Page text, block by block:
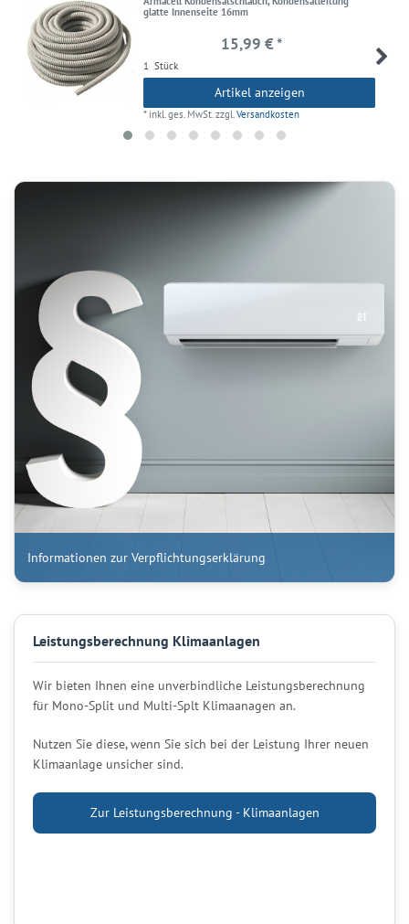
glatte Innenseite 16mm
15,99 € *
1 Stück
Artikel anzeigen
* inkl. ges. MwSt. zzgl.Versandkosten
Informationen zur Verpflichtungserklärung
Leistungsberechnung Klimaanlagen
Wir bieten Ihnen eine unverbindliche Leistungsberechnung
für Mono-Split und Multi-Splt Klimaanagen an.
Nutzen Sie diese, wenn Sie sich bei der Leistung Ihrer neuen
Klimaanlage unsicher sind.
Zur Leistungsberechnung - Klimaanlagen